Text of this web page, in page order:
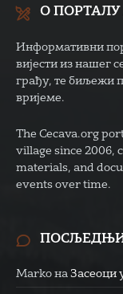
О ПОРТАЛУ
Информативни
вијести из нашег
грађу, те биљежи
вријеме.
The Cecava.org
village since 2006,
materials, and
events over time.
Marko на Засеоци